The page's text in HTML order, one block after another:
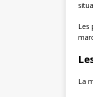
Les
La